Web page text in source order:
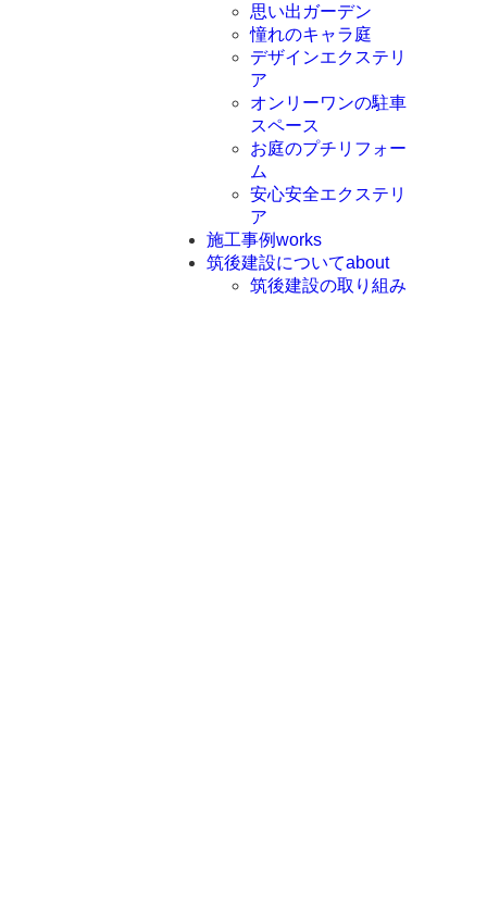
思い出ガーデン
憧れのキャラ庭
デザインエクステリ
ア
オンリーワンの駐車
スペース
お庭のプチリフォー
ム
安心安全エクステリ
ア
施工事例works
筑後建設についてabout
筑後建設の取り組み